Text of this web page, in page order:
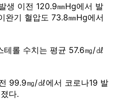
생 이전 120.9㎜Hg에서 발
완기 혈압도 73.8㎜Hg에서
롤 수치는 평균 57.6㎎/㎗
99.9㎎/㎗에서 코로나19 발
다.